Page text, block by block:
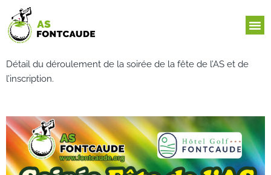
Aller
au
contenu
Détail du déroulement de la soirée de la fête de l’AS et de
l’inscription.